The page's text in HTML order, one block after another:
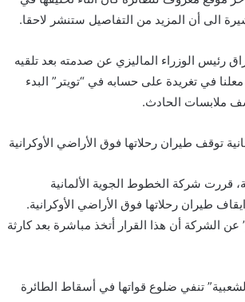
الى أن المزيد من التفاصيل ستنشر لاحقا.
رئيس الوزراء الماليزي عن صدمته بعد تلقيه
في تغريدة على حسابه في “تويتر” البدء
ملابسات الحادث.
توقف طيران رحلاتها فوق الأراضي الأوكرانية
قررت شركة الخطوط الجوية الألمانية
طيران رحلاتها فوق الأراضي الأوكرانية.
عن الشركة أن هذا القرار أتخذ مباشرة بعد كارثة
تنفي ضلوع قواتها في أسقاط الطائرة